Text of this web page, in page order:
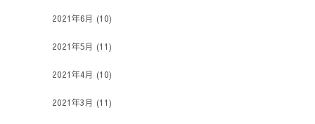
2021年6月 (10)
2021年5月 (11)
2021年4月 (10)
2021年3月 (11)